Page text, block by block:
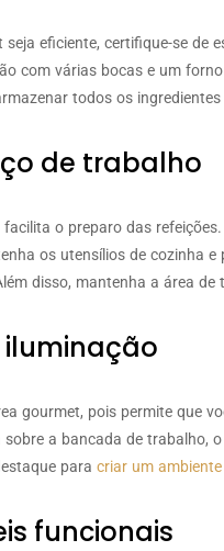
eficiente, certifique-se de
com várias bocas e um
todos os ingredientes
de trabalho
o preparo das
os utensílios de cozinha
disso, mantenha a área de
iluminação
gourmet, pois permite que
a bancada de trabalho,
para criar um
funcionais